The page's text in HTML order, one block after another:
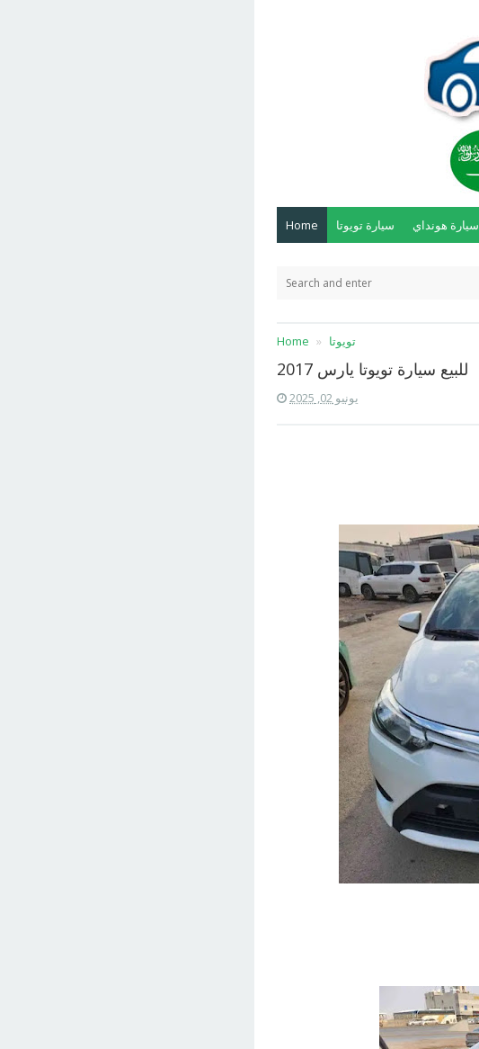
Home سيارة تويوتا سيارة هونداي
Home تويوتا
للبيع سيارة تويوتا يارس 2017
يونيو 02, 2025